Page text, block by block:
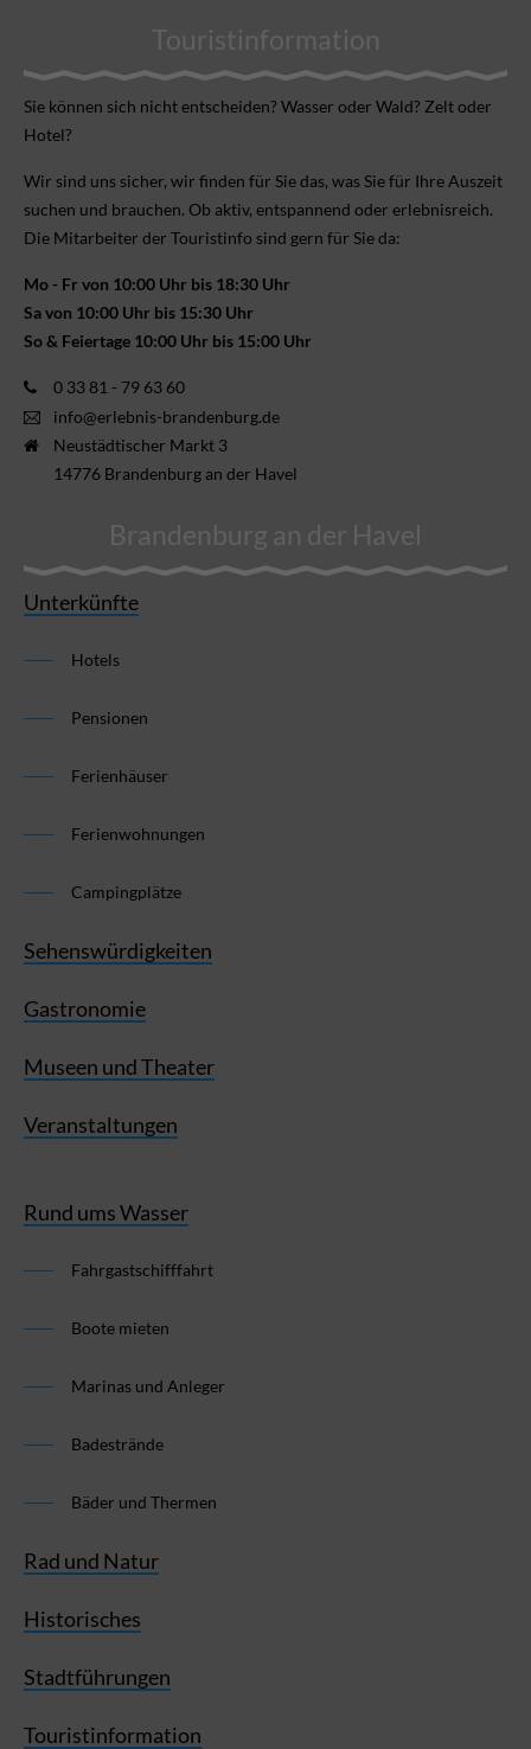
Touristinformation
Sie können sich nicht ent­scheiden? Wasser oder Wald? Zelt oder
Hotel?
Wir sind uns sicher, wir finden für Sie das, was Sie für Ihre Aus­zeit
suchen und brauchen. Ob aktiv, ent­spannend oder erlebnis­reich.
Die Mitarbeiter der Touristinfo sind gern für Sie da:
Mo - Fr von 10:00 Uhr bis 18:30 Uhr
Sa von 10:00 Uhr bis 15:30 Uhr
So & Feiertage 10:00 Uhr bis 15:00 Uhr
0 33 81 - 79 63 60
info@erlebnis-brandenburg.de
Neustädtischer Markt 3
14776 Brandenburg an der Havel
Brandenburg an der Havel
Unterkünfte
Hotels
Pensionen
Ferienhäuser
Ferienwohnungen
Campingplätze
Sehenswürdigkeiten
Gastronomie
Museen und Theater
Veranstaltungen
Rund ums Wasser
Fahrgastschifffahrt
Boote mieten
Marinas und Anleger
Badestrände
Bäder und Thermen
Rad und Natur
Historisches
Stadtführungen
Touristinformation